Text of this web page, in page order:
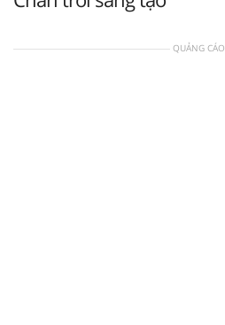
QUẢNG CÁO